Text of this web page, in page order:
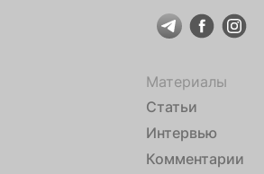
Материалы
Статьи
Интервью
Комментарии